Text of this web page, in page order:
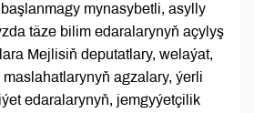
mynasybetli, asylly
täze bilim edaralarynyň açylyş
Mejlisiň deputatlary, welaýat,
agzalary, ýerli
edaralarynyň, jemgyýetçilik